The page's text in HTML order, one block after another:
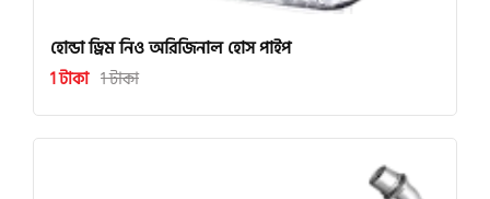
হোন্ডা ড্রিম নিও অরিজিনাল হোস পাইপ
1 টাকা 1 টাকা